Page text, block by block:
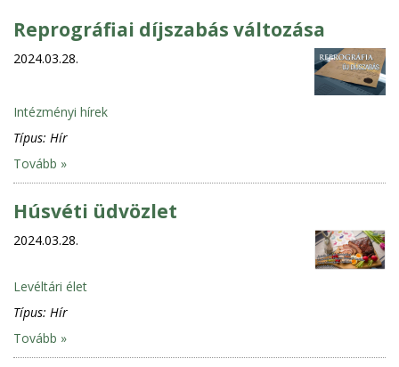
n
Reprográfiai díjszabás változása
2024.03.28.
Intézményi hírek
Típus: Hír
Tovább »
Húsvéti üdvözlet
2024.03.28.
Levéltári élet
Típus: Hír
Tovább »